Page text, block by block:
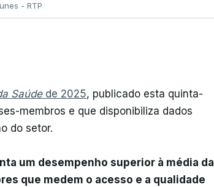
- RTP
Saúdede 2025, publicado esta quinta-
membros e que disponibiliza dados
do setor.
um desempenho superior à média da
que medem o acesso e a qualidade